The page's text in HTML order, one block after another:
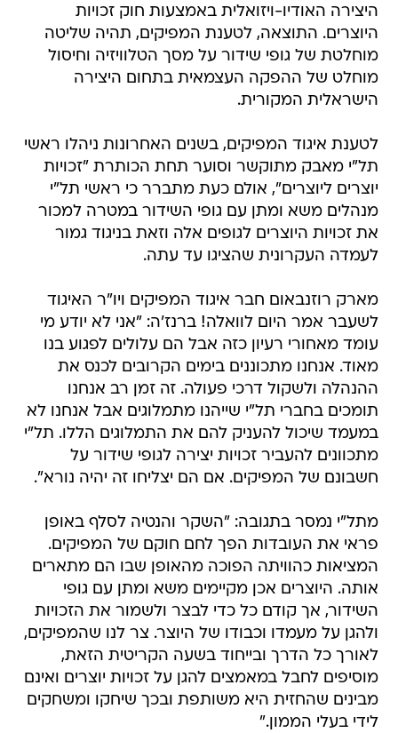
היצירה האודיו-ויזואלית באמצעות חוק זכויות
היוצרים. התוצאה, לטענת המפיקים, תהיה שליטה
מוחלטת של גופי שידור על מסך הטלוויזיה וחיסול
מוחלט של ההפקה העצמאית בתחום היצירה
הישראלית המקורית.
לטענת איגוד המפיקים, בשנים האחרונות ניהלו ראשי
תל"י מאבק מתוקשר וסוער תחת הכותרת "זכויות
יוצרים ליוצרים", אולם כעת מתברר כי ראשי תל"י
מנהלים משא ומתן עם גופי השידור במטרה למכור
את זכויות היוצרים לגופים אלה וזאת בניגוד גמור
לעמדה העקרונית שהציגו עד עתה.
מארק רוזנבאום חבר איגוד המפיקים ויו"ר האיגוד
לשעבר אמר היום לוואלה! ברנז'ה: "אני לא יודע מי
עומד מאחורי רעיון כזה אבל הם עלולים לפגוע בנו
מאוד. אנחנו מתכוננים בימים הקרובים לכנס את
ההנהלה ולשקול דרכי פעולה. זה זמן רב אנחנו
תומכים בחברי תל"י שייהנו מתמלוגים אבל אנחנו לא
במעמד שיכול להעניק להם את התמלוגים הללו. תל"י
מתכוונים להעביר זכויות יצירה לגופי שידור על
חשבונם של המפיקים. אם הם יצליחו זה יהיה נורא".
מתל"י נמסר בתגובה: "השקר והנטיה לסלף באופן
פראי את העובדות הפך לחם חוקם של המפיקים.
המציאות כהוויתה הפוכה מהאופן שבו הם מתארים
אותה. היוצרים אכן מקיימים משא ומתן עם גופי
השידור, אך קודם כל כדי לבצר ולשמור את הזכויות
ולהגן על מעמדו וכבודו של היוצר. צר לנו שהמפיקים,
לאורך כל הדרך ובייחוד בשעה הקריטית הזאת,
מוסיפים לחבל במאמצים להגן על זכויות יוצרים ואינם
מבינים שהחזית היא משותפת ובכך שיחקו ומשחקים
לידי בעלי הממון."